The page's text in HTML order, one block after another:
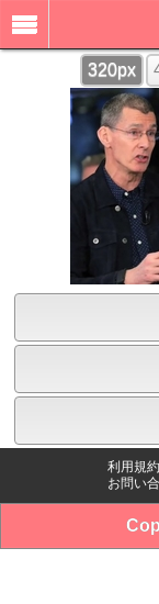
320px
利用規約
お問い